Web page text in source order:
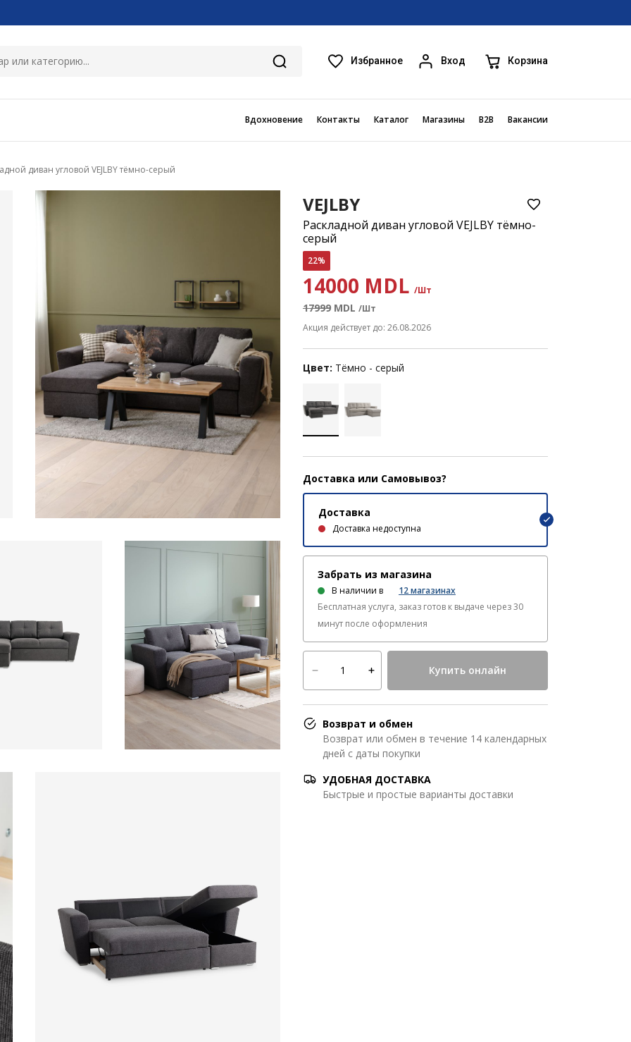
Избранное Вход Корзина
Вдохновение Контакты Каталог Магазины B2B Вакансии
диван угловой VEJLBY тёмно-серый
VEJLBY
Раскладной диван угловой VEJLBY тёмно-
серый
22%
14000 MDL /Шт
17999 MDL /Шт
Акция действует до: 26.08.2026
Цвет: Тёмно - серый
Доставка или Самовывоз?
Доставка
Доставка недоступна
Забрать из магазина
В наличии в 12магазинах
Бесплатная услуга, заказ готов к выдаче через 30
минут после оформления
Купить онлайн
Возврат и обмен
Возврат или обмен в течение 14 календарных
дней с даты покупки
УДОБНАЯ ДОСТАВКА
Быстрые и простые варианты доставки